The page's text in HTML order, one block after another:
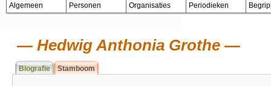
Algemeen Personen Organisaties Periodieken
Hedwig Anthonia Grothe
Biografie Stamboom